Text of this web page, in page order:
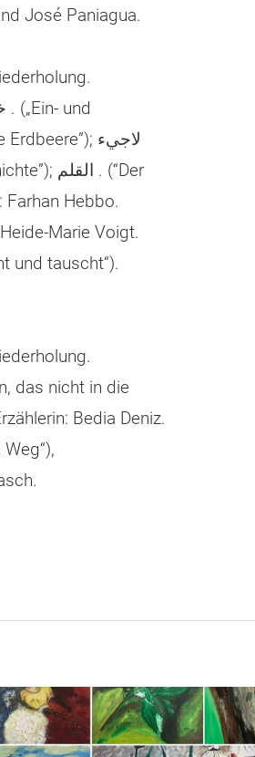
José Paniagua.
ألمانية. لغة . 1 („Der Deutschkurs“); خروج-دخول . („Ein- und
Ausfahrt”); . الوردة („Die Rose”); . الفراولة (“Die Erdbeere”); لاجيء
القصيدة. يكتب („Ein Flüchtling schreibt Geschichte”); القلم . (“Der
Farhan Hebbo.
Marie Voigt.
und tauscht“).
das nicht in die
Bedia Deniz.